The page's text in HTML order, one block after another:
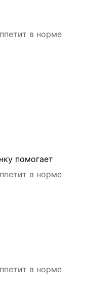
в норме
помогает
в норме
в норме